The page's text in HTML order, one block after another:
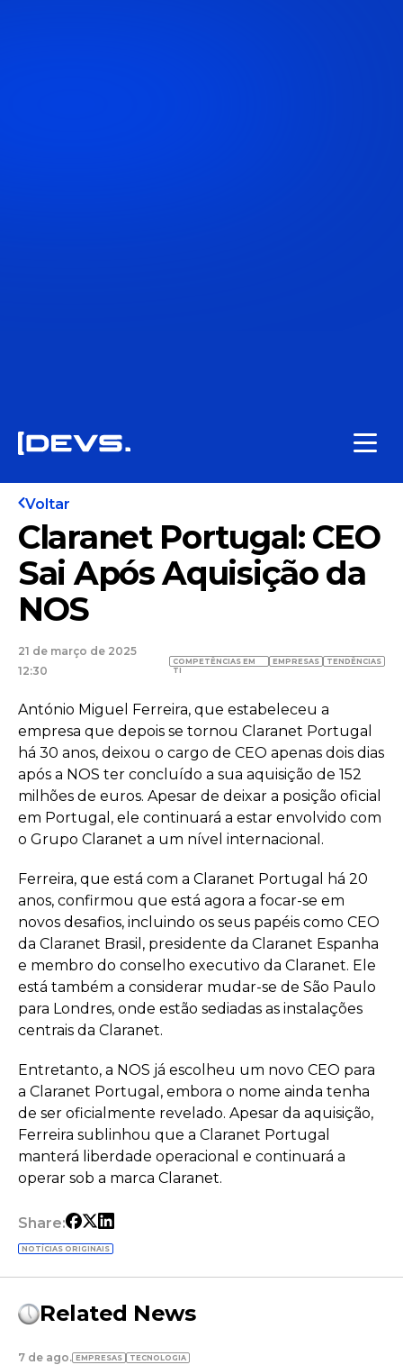
Voltar
Claranet Portugal: CEO
Sai Após Aquisição da
NOS
21 de março de 2025
12:30
COMPETÊNCIAS EM
TI
EMPRESAS TENDÊNCIAS
António Miguel Ferreira, que estabeleceu a
empresa que depois se tornou Claranet Portugal
há 30 anos, deixou o cargo de CEO apenas dois dias
após a NOS ter concluído a sua aquisição de 152
milhões de euros. Apesar de deixar a posição oficial
em Portugal, ele continuará a estar envolvido com
o Grupo Claranet a um nível internacional.
Ferreira, que está com a Claranet Portugal há 20
anos, confirmou que está agora a focar-se em
novos desafios, incluindo os seus papéis como CEO
da Claranet Brasil, presidente da Claranet Espanha
e membro do conselho executivo da Claranet. Ele
está também a considerar mudar-se de São Paulo
para Londres, onde estão sediadas as instalações
centrais da Claranet.
Entretanto, a NOS já escolheu um novo CEO para
a Claranet Portugal, embora o nome ainda tenha
de ser oficialmente revelado. Apesar da aquisição,
Ferreira sublinhou que a Claranet Portugal
manterá liberdade operacional e continuará a
operar sob a marca Claranet.
Share:
NOTÍCIAS ORIGINAIS
Related News
7 de ago. EMPRESAS TECNOLOGIA